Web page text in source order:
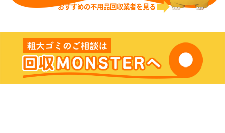
おすすめの不用品回収業者を見る